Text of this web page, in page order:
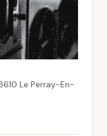
Le Perray-En-